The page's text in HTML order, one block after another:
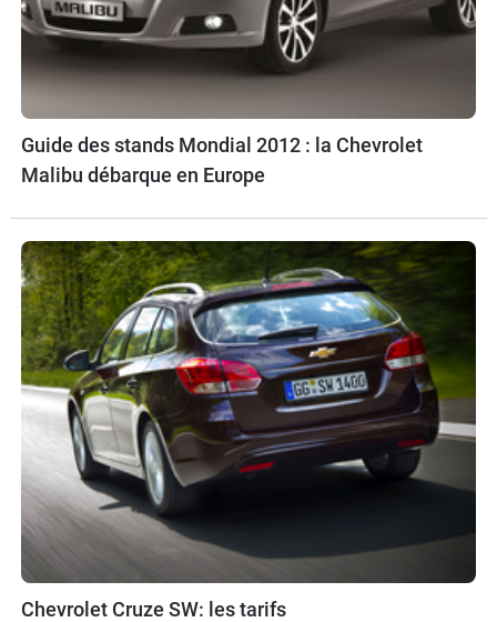
Guide des stands Mondial 2012 : la Chevrolet
Malibu débarque en Europe
Chevrolet Cruze SW: les tarifs